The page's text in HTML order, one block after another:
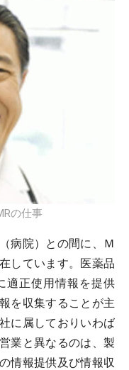
の仕事
病院）との間に、Ｍ
しています。医薬品
適正使用情報を提供
を収集することが主
に属しておりいわば
業と異なるのは、製
情報提供及び情報収